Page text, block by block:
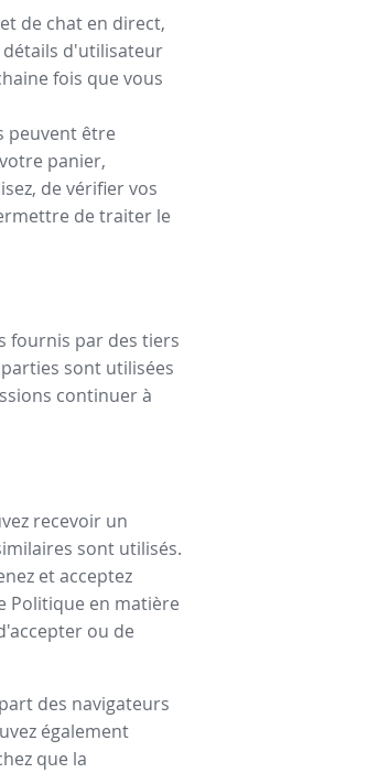
de chat en direct,
d'utilisateur
fois que vous
peuvent être
panier,
de vérifier vos
de traiter le
fournis par des tiers
sont utilisées
continuer à
recevoir un
sont utilisés.
et acceptez
Politique en matière
ou de
des navigateurs
également
que la